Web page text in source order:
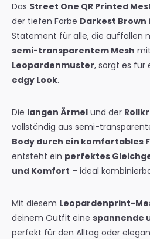
Das Street One QR Printed
der tiefen Farbe Darkest Brown
Statement für alle, die auffallen
semi-transparentem Mesh
Leopardenmuster, sorgt es für
edgy Look.
Die langen Ärmel und der
vollständig aus semi-
Body durch ein komfortables
entsteht ein perfektes
und Komfort – ideal
Mit diesem Leopardenprint-
deinem Outfit eine spannende
perfekt für den Alltag oder